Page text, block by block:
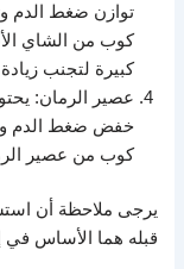
توازن ضغط الدم
كوب من الشاي
كبيرة لتجنب زيادة
عصير الرمان:
خفض ضغط الدم
كوب من عصير
يرجى ملاحظة أن
قبله هما الأساس في